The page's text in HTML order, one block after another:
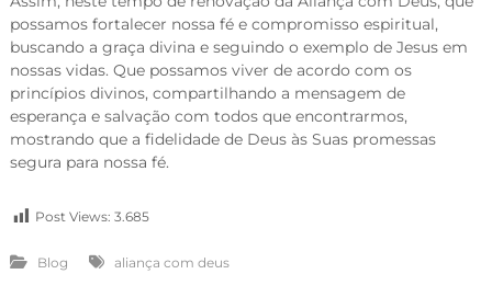
possamos fortalecer nossa fé e compromisso espiritual,
buscando a graça divina e seguindo o exemplo de Jesus em
nossas vidas. Que possamos viver de acordo com os
princípios divinos, compartilhando a mensagem de
esperança e salvação com todos que encontrarmos,
mostrando que a fidelidade de Deus às Suas promessas
segura para nossa fé.
Post Views: 3.685
Blog aliança com deus